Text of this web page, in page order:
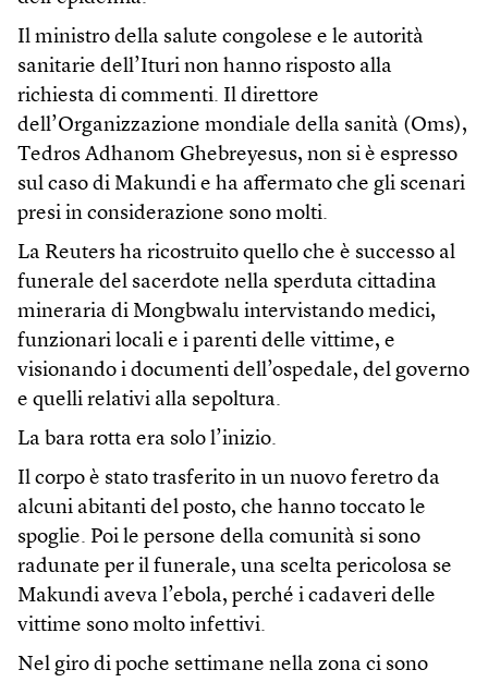
Il ministro della salute congolese e le autorità
sanitarie dell’Ituri non hanno risposto alla
richiesta di commenti. Il direttore
dell’Organizzazione mondiale della sanità (Oms),
Tedros Adhanom Ghebreyesus, non si è espresso
sul caso di Makundi e ha affermato che gli scenari
presi in considerazione sono molti.
La Reuters ha ricostruito quello che è successo al
funerale del sacerdote nella sperduta cittadina
mineraria di Mongbwalu intervistando medici,
funzionari locali e i parenti delle vittime, e
visionando i documenti dell’ospedale, del governo
e quelli relativi alla sepoltura.
La bara rotta era solo l’inizio.
Il corpo è stato trasferito in un nuovo feretro da
alcuni abitanti del posto, che hanno toccato le
spoglie. Poi le persone della comunità si sono
radunate per il funerale, una scelta pericolosa se
Makundi aveva l’ebola, perché i cadaveri delle
vittime sono molto infettivi.
Nel giro di poche settimane nella zona ci sono